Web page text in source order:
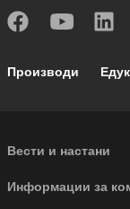
Footer main
Производи
Footer
Вести и настани
Footer menu
Информации за